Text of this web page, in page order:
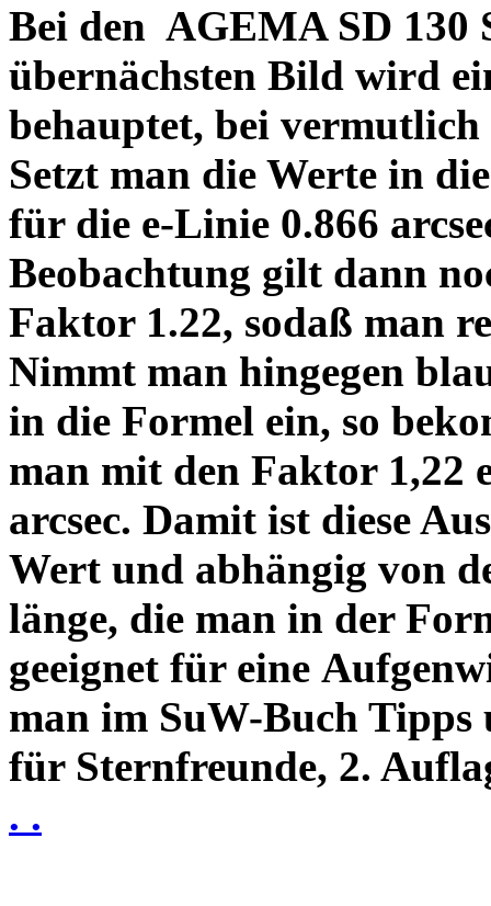
Bei den AGEMA SD 130
übernächsten Bild wird
behauptet, bei vermutlich
Setzt man die Werte in
für die e-Linie 0.866
Beobachtung gilt dann
Faktor 1.22, sodaß man
Nimmt man hingegen
in die Formel ein, so
man mit den Faktor 1,22
arcsec. Damit ist diese
Wert und abhängig von
länge, die man in der
geeignet für eine
man im SuW-Buch Tipps
für Sternfreunde, 2.
. .